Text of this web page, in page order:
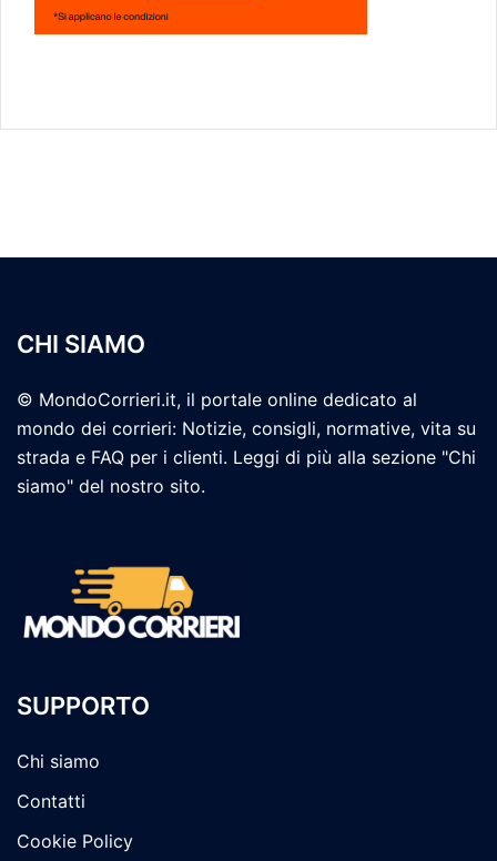
CHI SIAMO
© MondoCorrieri.it, il portale online dedicato al
mondo dei corrieri: Notizie, consigli, normative, vita su
strada e FAQ per i clienti. Leggi di più alla sezione "Chi
siamo" del nostro sito.
SUPPORTO
Chi siamo
Contatti
Cookie Policy